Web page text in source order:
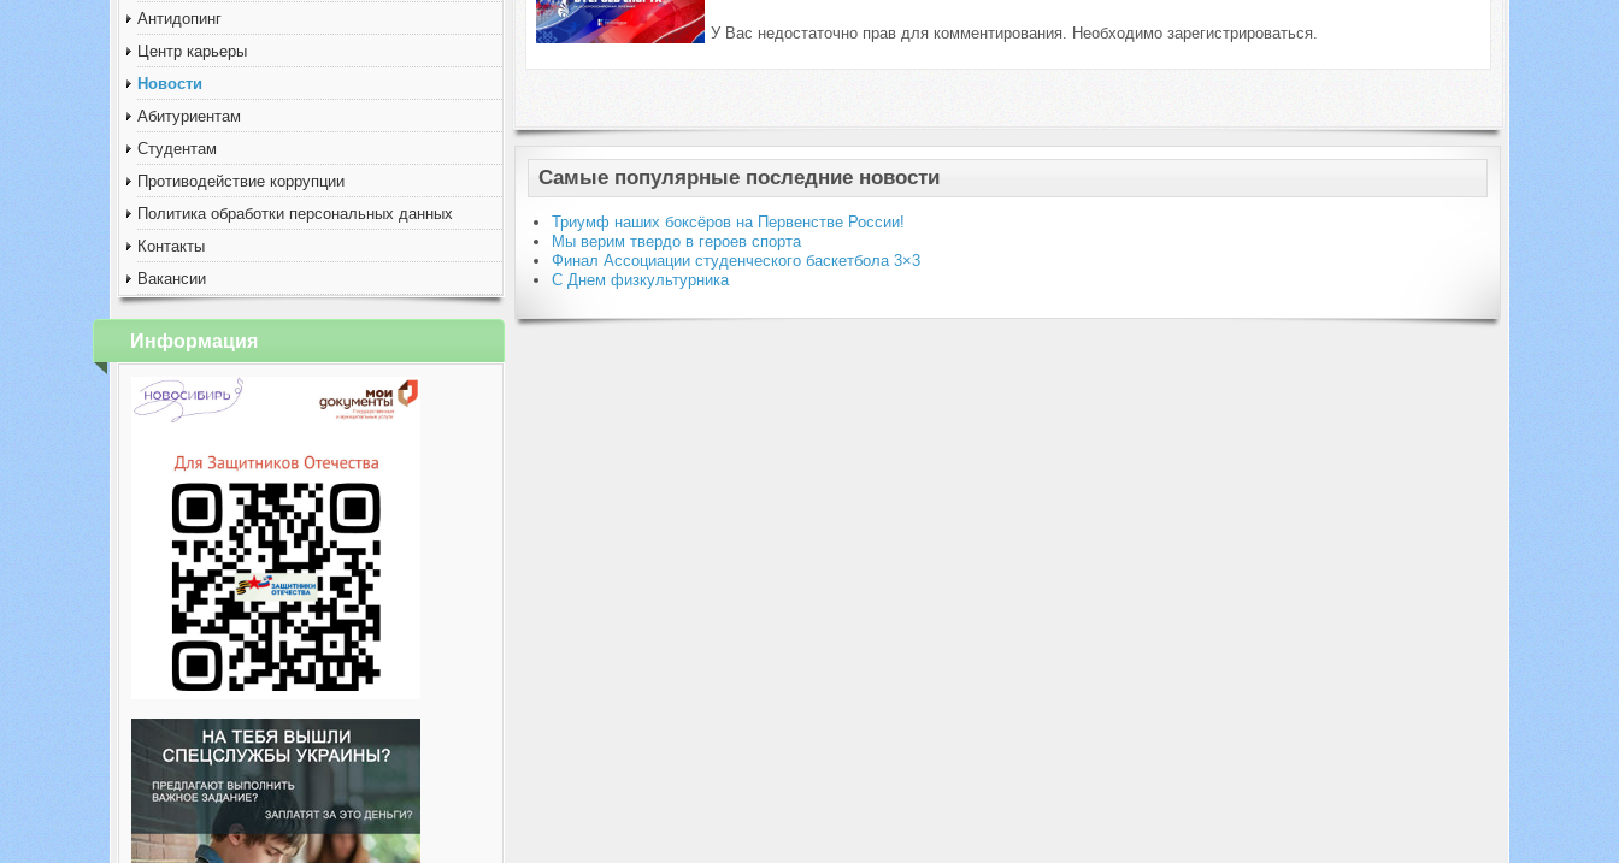
Антидопинг
Центр карьеры
Новости
Абитуриентам
Студентам
Противодействие коррупции
Политика обработки персональных данных
Контакты
Вакансии
Информация
У Вас недостаточно прав для комментирования. Необходимо зарегистрироваться.
Самые популярные последние новости
Триумф наших боксёров на Первенстве России!
Мы верим твердо в героев спорта
Финал Ассоциации студенческого баскетбола 3×3
С Днем физкультурника